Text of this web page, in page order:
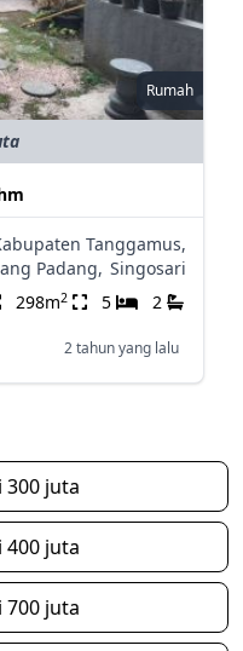
Rumah
Tanggamus,
Padang, Singosari
298m2 5 2
2 tahun yang lalu
300 juta
400 juta
700 juta